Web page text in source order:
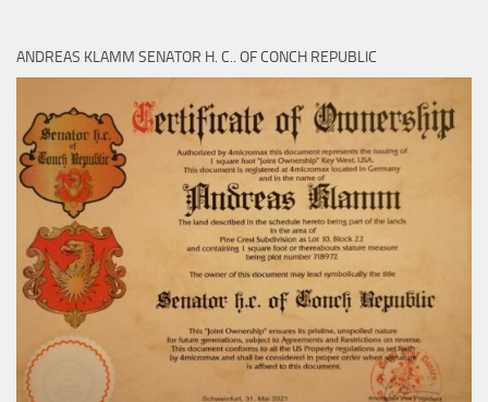
ANDREAS KLAMM SENATOR H. C.. OF CONCH REPUBLIC